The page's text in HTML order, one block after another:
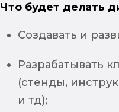
Что будет делать
Создавать и
Разрабатывать
(стенды,
и тд);